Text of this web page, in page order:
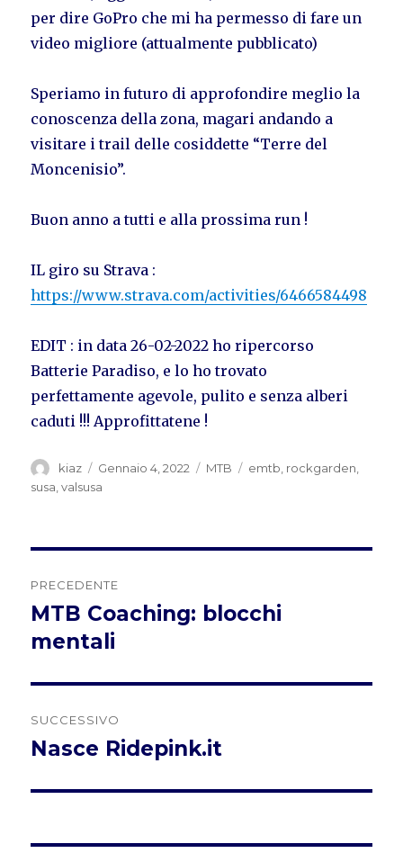
per dire GoPro che mi ha permesso di fare un
video migliore (attualmente pubblicato)
Speriamo in futuro di approfondire meglio la
conoscenza della zona, magari andando a
visitare i trail delle cosiddette “Terre del
Moncenisio”.
Buon anno a tutti e alla prossima run !
IL giro su Strava :
https://www.strava.com/activities/6466584498
EDIT : in data 26-02-2022 ho ripercorso
Batterie Paradiso, e lo ho trovato
perfettamente agevole, pulito e senza alberi
caduti !!! Approfittatene !
Autore
kiaz
Pubblicato
il
Gennaio 4, 2022 Categorie
MTB Tag
emtb rockgarden
susa ,valsusa
articoli
PRECEDENTE
Articolo
precedente:
MTB Coaching: blocchi
mentali
SUCCESSIVO
Articolo
Nasce Ridepink.it